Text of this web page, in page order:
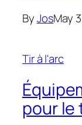
ByJosMay
Tir à l'arc
pour le